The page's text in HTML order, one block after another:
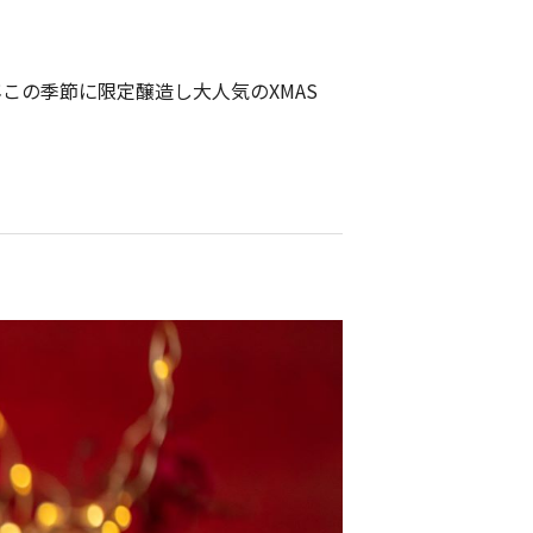
の季節に限定醸造し大人気のXMAS